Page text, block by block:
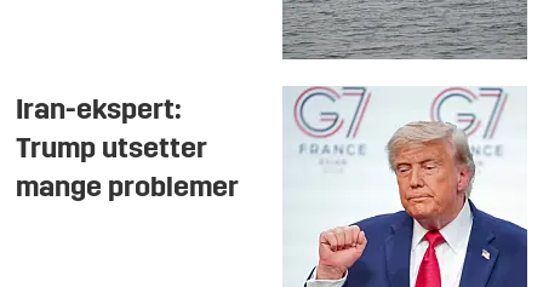
Iran-ekspert:
Trump utsetter
mange problemer